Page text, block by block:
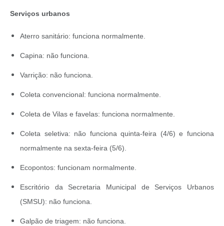
Serviços urbanos
Aterro sanitário: funciona normalmente.
Capina: não funciona.
Varrição: não funciona.
Coleta convencional: funciona normalmente.
Coleta de Vilas e favelas: funciona normalmente.
Coleta seletiva: não funciona quinta-feira (4/6) e funciona
normalmente na sexta-feira (5/6).
Ecopontos: funcionam normalmente.
Escritório da Secretaria Municipal de Serviços Urbanos
(SMSU): não funciona.
Galpão de triagem: não funciona.